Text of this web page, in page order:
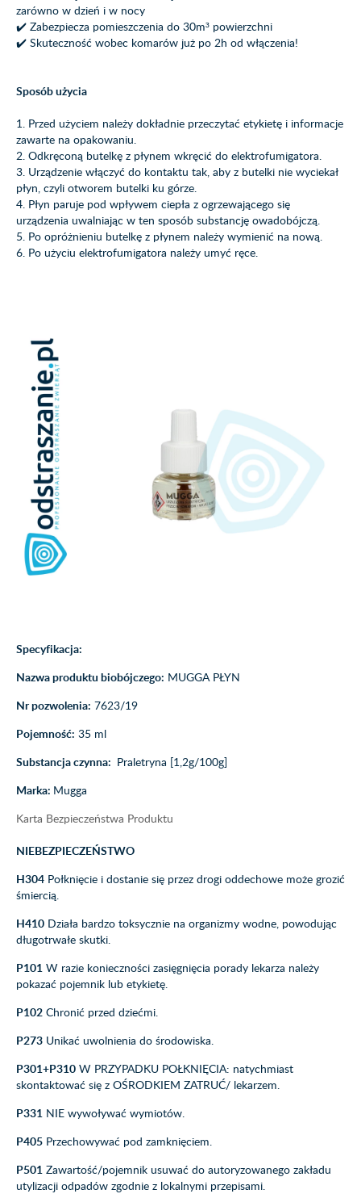
zarówno w dzień i w nocy
✔️ Zabezpiecza pomieszczenia do 30m³ powierzchni
✔️ Skuteczność wobec komarów już po 2h od włączenia!
Sposób użycia
1. Przed użyciem należy dokładnie przeczytać etykietę i informacje
zawarte na opakowaniu.
2. Odkręconą butelkę z płynem wkręcić do elektrofumigatora.
3. Urządzenie włączyć do kontaktu tak, aby z butelki nie wyciekał
płyn, czyli otworem butelki ku górze.
4. Płyn paruje pod wpływem ciepła z ogrzewającego się
urządzenia uwalniając w ten sposób substancję owadobójczą.
5. Po opróżnieniu butelkę z płynem należy wymienić na nową.
6. Po użyciu elektrofumigatora należy umyć ręce.
Specyfikacja:
Nazwa produktu biobójczego: MUGGA PŁYN
Nr pozwolenia: 7623/19
Pojemność: 35 ml
Substancja czynna: Praletryna [1,2g/100g]
Marka: Mugga
Karta Bezpieczeństwa Produktu
NIEBEZPIECZEŃSTWO
H304 Połknięcie i dostanie się przez drogi oddechowe może grozić
śmiercią.
H410 Działa bardzo toksycznie na organizmy wodne, powodując
długotrwałe skutki.
P101 W razie konieczności zasięgnięcia porady lekarza należy
pokazać pojemnik lub etykietę.
P102 Chronić przed dziećmi.
P273 Unikać uwolnienia do środowiska.
P301+P310 W PRZYPADKU POŁKNIĘCIA: natychmiast
skontaktować się z OŚRODKIEM ZATRUĆ/ lekarzem.
P331 NIE wywoływać wymiotów.
P405 Przechowywać pod zamknięciem.
P501 Zawartość/pojemnik usuwać do autoryzowanego zakładu
utylizacji odpadów zgodnie z lokalnymi przepisami.